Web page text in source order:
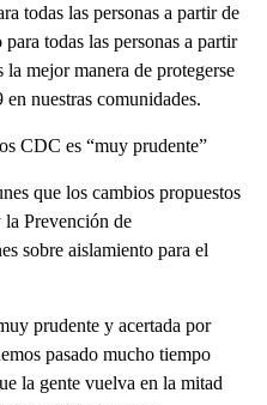
todas las personas a partir de
todas las personas a partir
mejor manera de protegerse
nuestras comunidades.
CDC es “muy prudente”
que los cambios propuestos
Prevención de
sobre aislamiento para el
prudente y acertada por
pasado mucho tiempo
la gente vuelva en la mitad